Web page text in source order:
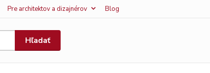
Pre architektov a dizajnérov Blog
Hľadať